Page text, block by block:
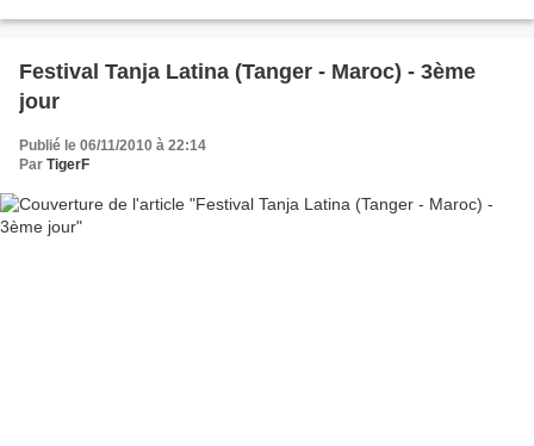
Festival Tanja Latina (Tanger - Maroc) - 3ème
jour
Publié le 06/11/2010 à 22:14
Par TigerF